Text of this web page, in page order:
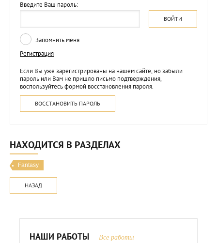
Введите Ваш пароль:
ВОЙТИ
Запомнить меня
Регистрация
Если Вы уже зарегистрированы на нашем сайте, но забыли
пароль или Вам не пришло письмо подтверждения,
воспользуйтесь формой восстановления пароля.
ВОССТАНОВИТЬ ПАРОЛЬ
НАХОДИТСЯ В РАЗДЕЛАХ
Fantasy
НАЗАД
НАШИ РАБОТЫ Все работы